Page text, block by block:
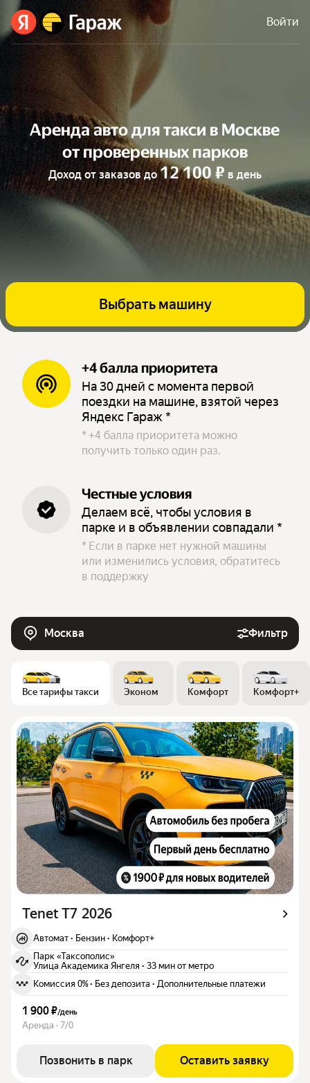
Войти
Аренда авто для такси в Москве
от проверенных парков
Доход от заказов до 12 100 ₽ в день
Выбрать машину
+4 балла приоритета
На 30 дней с момента первой
поездки на машине, взятой через
Яндекс Гараж *
* +4 балла приоритета можно
получить только один раз.
Честные условия
Делаем всё, чтобы условия в
парке и в объявлении совпадали *
* Если в парке нет нужной машины
или изменились условия, обратитесь
в поддержку
Москва Фильтр
Все тарифы такси Эконом Комфорт Комфорт+
Tenet T7 2026
Автомат · Бензин · Комфорт+
Парк «Таксополис»
Улица Академика Янгеля · 33 мин от метро
Комиссия 0%· Без депозита · Дополнительные платежи
1 900 ₽/день
Аренда · 7/0
Позвонить в парк Оставить заявку
Аренда авто под такси в Москве — Яндекс Гараж